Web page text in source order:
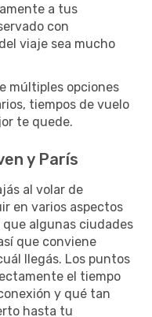
a tus
con
viaje sea mucho
múltiples opciones
tiempos de vuelo
te quede.
y París
al volar de
en varios aspectos
algunas ciudades
que conviene
llegás. Los puntos
el tiempo
y qué tan
hasta tu